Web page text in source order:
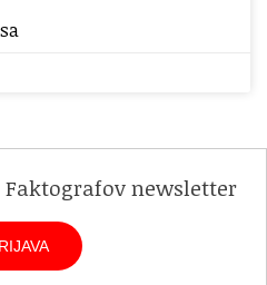
newsletter